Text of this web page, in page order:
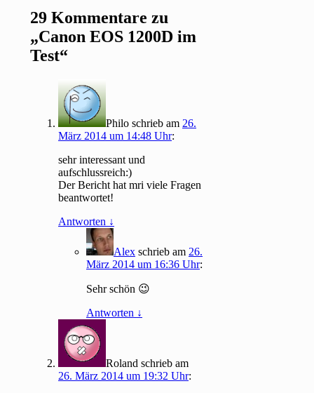
29 Kommentare zu
„Canon EOS 1200D im
Test“
Philo schrieb am 26.
März 2014 um 14:48 Uhr:
sehr interessant und
aufschlussreich:)
Der Bericht hat mri viele Fragen
beantwortet!
Antworten ↓
Alex schrieb am 26.
März 2014 um 16:36 Uhr:
Sehr schön 😉
Antworten ↓
Roland schrieb am
26. März 2014 um 19:32 Uhr: